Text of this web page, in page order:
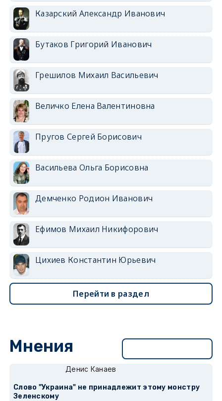
Казарский Александр Иванович
Бутаков Григорий Иванович
Грешилов Михаил Васильевич
Величко Елена Валентиновна
Пругов Сергей Борисович
Васильева Ольга Борисовна
Демченко Родион Иванович
Ефимов Михаил Никифорович
Цихиев Константин Юрьевич
Перейти в раздел
Мнения
Денис Канаев
Слово "Украина" не принадлежит этому монстру
Зеленскому